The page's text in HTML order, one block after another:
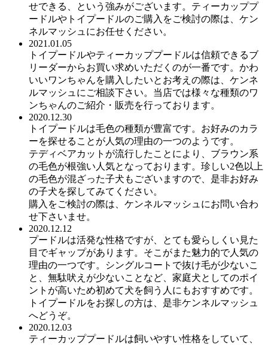
せできる、という強みがございます。ティーカッププ
ードルやトイプードルのご購入をご検討の際は、ケン
ネルマッシュにお任せください。
2021.01.05
トイプードルやティーカッププードルは信頼できるブ
リーダーからお買い求めいただくのが一番です。かわ
いいワンちゃんを購入したいとお考えの際は、ケンネ
ルマッシュにご相談下さい。当店では様々な種類のワ
ンちゃんのご紹介・販売を行っております。
2020.12.30
トイプードルは毛色の種類が豊富です。お好みのカラ
ーを探せることが人気の理由の一つのようです。
テディベアカットが流行したことにより、ブラウン系
の毛色が根強い人気となっております。珍しい2色以上
の毛色が混ざった子犬もございますので、是非お好み
の子犬を探してみてください。
購入をご検討の際は、ケンネルマッシュにお問い合わ
せ下さいませ。
2020.12.12
プードルは活発な性格ですが、とても愛らしくい見た
目でギャップがあります。そこがまた魅力的で人気の
理由の一つです。シングルコートで抜け毛が少ないこ
と、無駄吠えが少ないことなど、家庭犬としてのポイ
ントが高いため初めて犬を飼う人にもおすすめです。
トイプードルをお探しの方は、是非ケンネルマッシュ
へどうぞ。
2020.12.03
ティーカッププードルは飼いやすい性格をしていて、